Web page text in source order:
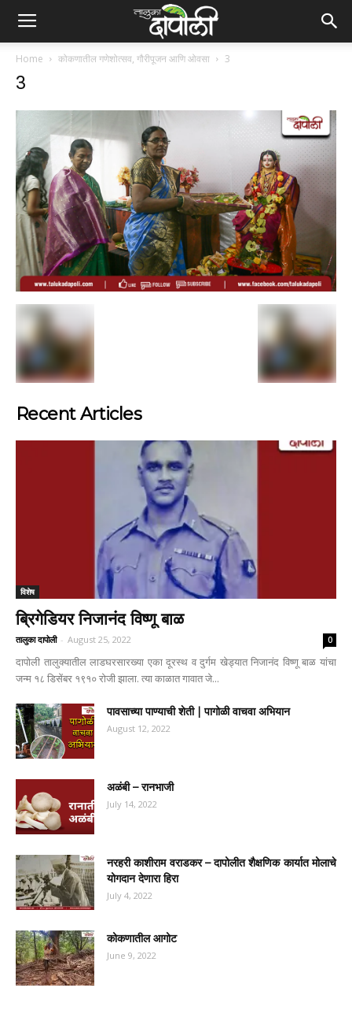
Home कोकणातील गणेशोत्सव, गौरीपूजन आणि ओवसा 3
3
Recent Articles
विशेष
ब्रिगेडियर निजानंद विष्णू बाळ
तालुका दापोली - August 25, 2022 0
दापोली तालुक्यातील लाडघरसारख्या एका दूरस्थ व दुर्गम खेड्यात निजानंद विष्णू बाळ यांचा
जन्म १८ डिसेंबर १९१० रोजी झाला. त्या काळात गावात जे...
पावसाच्या पाण्याची शेती | पागोळी वाचवा अभियान
August 12, 2022
अळंबी – रानभाजी
July 14, 2022
नरहरी काशीराम वराडकर – दापोलीत शैक्षणिक कार्यात मोलाचे
योगदान देणारा हिरा
July 4, 2022
कोकणातील आगोट
June 9, 2022